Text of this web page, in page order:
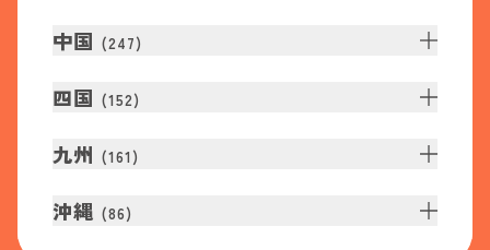
中国 (247)
四国 (152)
九州 (161 )
沖縄 (86)